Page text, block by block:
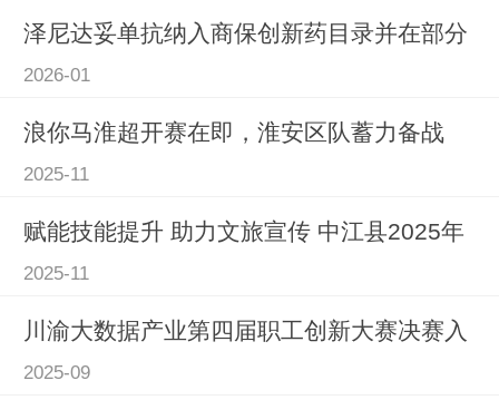
泽尼达妥单抗纳入商保创新药目录并在部分
2026-01
浪你马淮超开赛在即，淮安区队蓄力备战
2025-11
赋能技能提升 助力文旅宣传 中江县2025年
2025-11
川渝大数据产业第四届职工创新大赛决赛入
2025-09